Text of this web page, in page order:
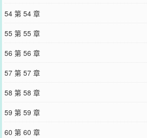
54 第 54 章
55 第 55 章
56 第 56 章
57 第 57 章
58 第 58 章
59 第 59 章
60 第 60 章